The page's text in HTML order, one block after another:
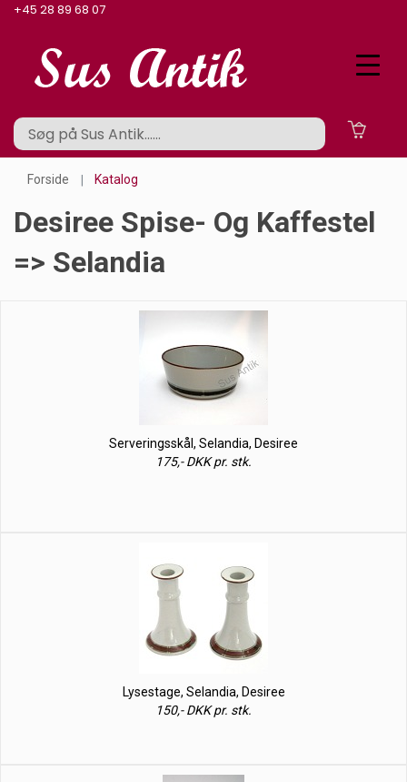
+45 28 89 68 07
Forside Katalog
Desiree Spise- Og Kaffestel
=> Selandia
Serveringsskål, Selandia, Desiree
175,- DKK pr. stk.
Lysestage, Selandia, Desiree
150,- DKK pr. stk.